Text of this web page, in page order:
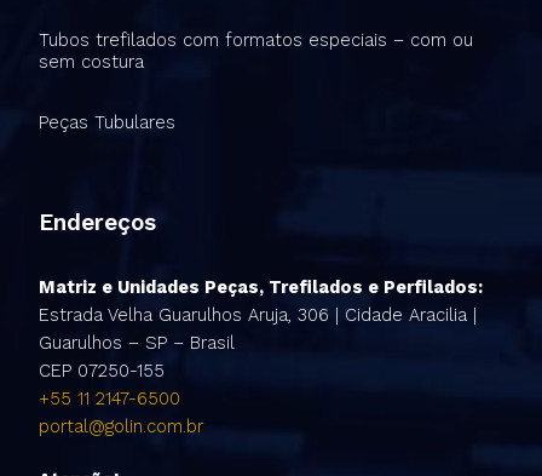
Tubos trefilados com formatos especiais – com ou
sem costura
Peças Tubulares
Endereços
Matriz e Unidades Peças, Trefilados e Perfilados:
Estrada Velha Guarulhos Aruja, 306 | Cidade Aracilia |
Guarulhos – SP – Brasil
CEP 07250-155
+55 11 2147-6500
portal@golin.com.br